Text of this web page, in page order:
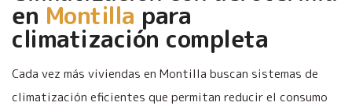
en Montilla para
climatización completa
Cada vez más viviendas en Montilla buscan sistemas de
climatización eficientes que permitan reducir el consumo